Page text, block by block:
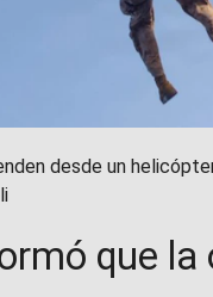
desde un
que